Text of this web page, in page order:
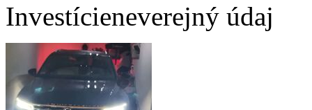
Investícieneverejný údaj